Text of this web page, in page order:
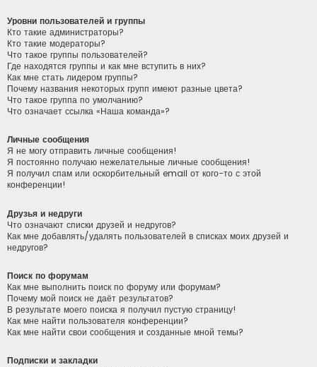
Уровни пользователей и группы
Кто такие администраторы?
Кто такие модераторы?
Что такое группы пользователей?
Где находятся группы и как мне вступить в них?
Как мне стать лидером группы?
Почему названия некоторых групп имеют разные цвета?
Что такое группа по умолчанию?
Что означает ссылка «Наша команда»?
Личные сообщения
Я не могу отправить личные сообщения!
Я постоянно получаю нежелательные личные сообщения!
Я получил спам или оскорбительный email от кого-то с этой
конференции!
Друзья и недруги
Что означают списки друзей и недругов?
Как мне добавлять/удалять пользователей в списках моих друзей и
недругов?
Поиск по форумам
Как мне выполнить поиск по форуму или форумам?
Почему мой поиск не даёт результатов?
В результате моего поиска я получил пустую страницу!
Как мне найти пользователя конференции?
Как мне найти свои сообщения и созданные мной темы?
Подписки и закладки